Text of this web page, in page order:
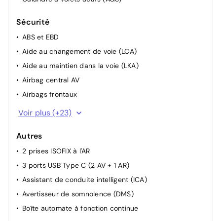
Sécurité
ABS et EBD
Aide au changement de voie (LCA)
Aide au maintien dans la voie (LKA)
Airbag central AV
Airbags frontaux
Airbags latéraux
Alarme
Alerte de circulation transversale AR (RCTA)
Allumage automatique des feux
Avertisseur d'ouverture de portière (DOW)
Capteurs de stationnement AR
Compteur numérique 7"
Voir plus (+23)
Autres
2 prises ISOFIX à l'AR
3 ports USB Type C (2 AV + 1 AR)
Assistant de conduite intelligent (ICA)
Avertisseur de somnolence (DMS)
Boîte automate à fonction continue